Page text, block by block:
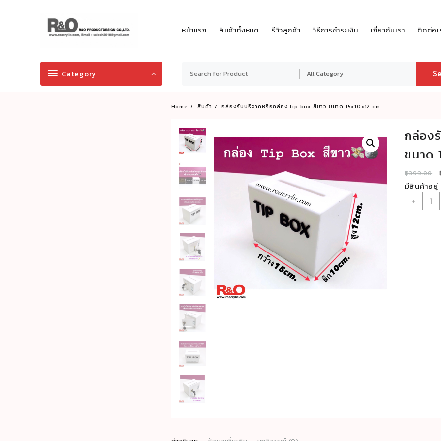
หน้าแรก สินค้าทั้งหมด รีวิวลูกค้า วิธีการชำระเงิน เกี่ยวกับเรา ติดต่อเ
Category
Home สินค้า กล่องรับบริจาคหรือกล่อง tip box สีขาว ขนาด 15x10x12 cm.
กล่อง
ขนาด
฿399.00
มีสินค้าอยู่
+
จำนวน
กล่อ